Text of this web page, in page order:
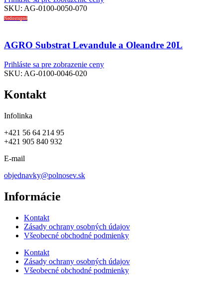
SKU: AG-0100-0050-070
Nedostupné
AGRO Substrat Levandule a Oleandre 20L
Prihláste sa pre zobrazenie ceny
SKU: AG-0100-0046-020
Kontakt
Infolinka
+421 56 64 214 95
+421 905 840 932
E-mail
objednavky@polnosev.sk
Informácie
Kontakt
Zásady ochrany osobných údajov
Všeobecné obchodné podmienky
Kontakt
Zásady ochrany osobných údajov
Všeobecné obchodné podmienky